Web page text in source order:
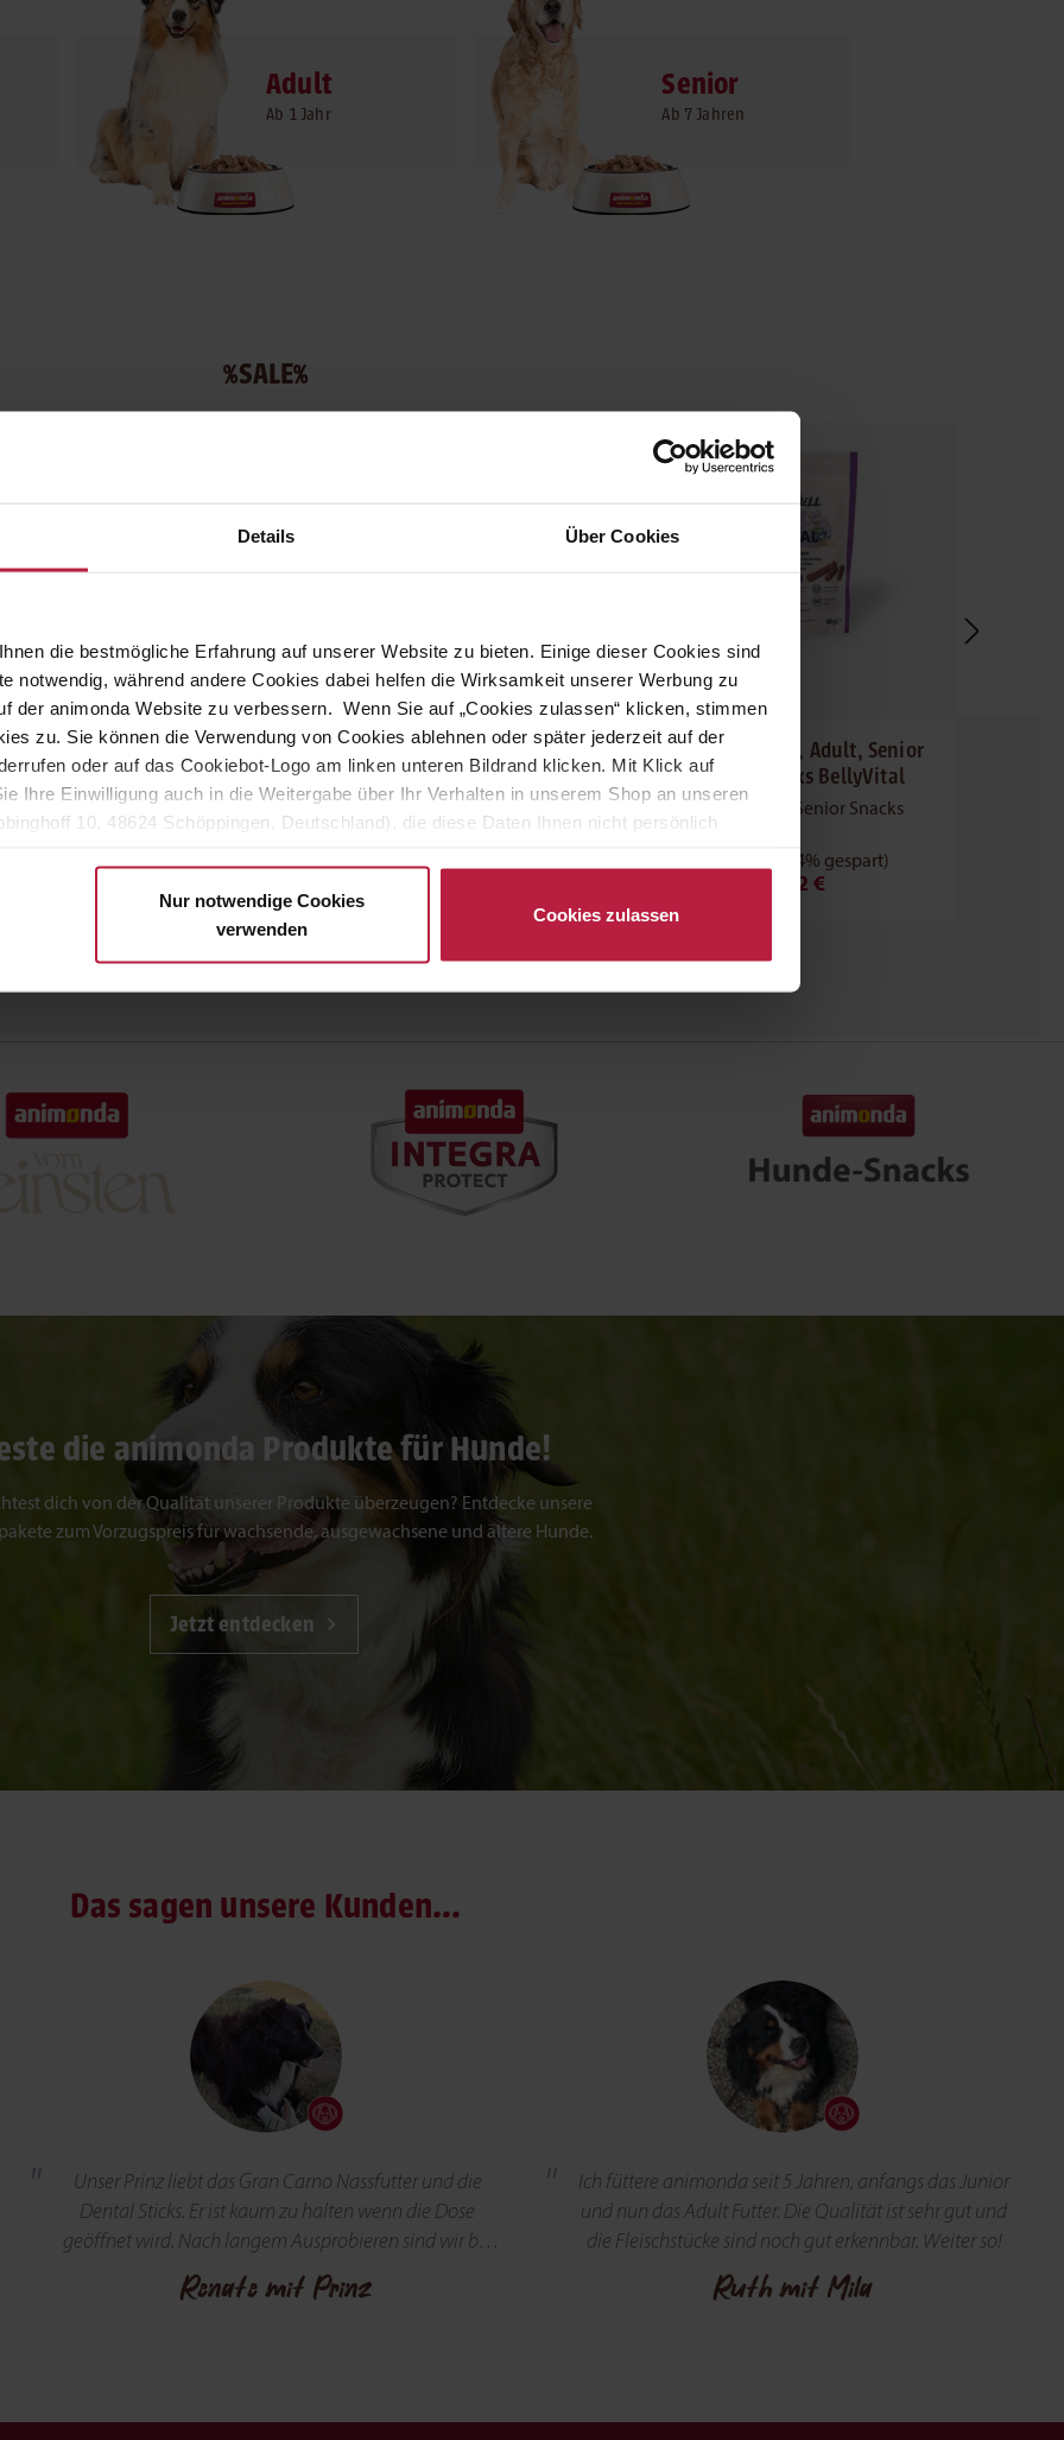
Details Über Cookies
die bestmögliche Erfahrung auf unserer Website zu bieten. Einige dieser Cookies sind
notwendig, während andere Cookies dabei helfen die Wirksamkeit unserer Werbung zu
der animonda Website zu verbessern. Wenn Sie auf „Cookies zulassen“ klicken, stimmen
zu. Sie können die Verwendung von Cookies ablehnen oder später jederzeit auf der
oder auf das Cookiebot-Logo am linken unteren Bildrand klicken. Mit Klick auf
Ihre Einwilligung auch in die Weitergabe über Ihr Verhalten in unserem Shop an unseren
10, 48624 Schöppingen, Deutschland), die diese Daten Ihnen nicht persönlich
Nur notwendige Cookies
verwenden
Cookies zulassen
Adult
Ab 1 Jahr
Senior
Ab 7 Jahren
%SALE%
Junior, Adult, Senior
HappyMood
Adult, Senior Snacks
(15.03% gespart)
BugBell Junior, Adult, Senior
Hundekeks MagicRelax
4,99 €(15.03% gespart)
Ihr Vorteil 15%
BugBell Junior, Adult, Senior
Knabbersticks BellyVital
Junior, Adult, Senior Snacks
(15.04% gespart)
3,22 €
die animonda Produkte für Hunde!
dich von der Qualität unserer Produkte überzeugen? Entdecke unsere
zum Vorzugspreis für wachsende, ausgewachsene und ältere Hunde.
Jetzt entdecken
Das sagen unsere Kunden...
Unser Prinz liebt das Gran Carno Nassfutter und die
Dental Sticks. Er ist kaum zu halten wenn die Dose
geöffnet wird. Nach langem Ausprobieren sind wir bei
Gran Carno geblieben, da uns die Qualität überzeugt
hat. Den Stick genießt er in aller Ruhe.
Renate mit Prinz
Ich füttere animonda seit 5 Jahren, anfangs das Junior
und nun das Adult Futter. Die Qualität ist sehr gut und
die Fleischstücke sind noch gut erkennbar. Weiter so!
Ruth mit Mila